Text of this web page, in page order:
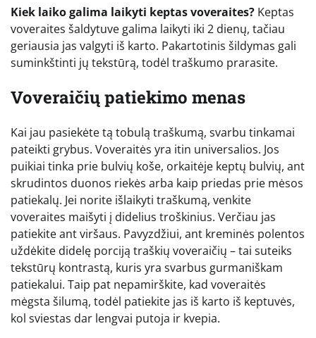
Kiek laiko galima laikyti keptas voveraites? Keptas
voveraites šaldytuve galima laikyti iki 2 dienų, tačiau
geriausia jas valgyti iš karto. Pakartotinis šildymas gali
suminkštinti jų tekstūrą, todėl traškumo prarasite.
Voveraičių patiekimo menas
Kai jau pasiekėte tą tobulą traškumą, svarbu tinkamai
pateikti grybus. Voveraitės yra itin universalios. Jos
puikiai tinka prie bulvių koše, orkaitėje keptų bulvių, ant
skrudintos duonos riekės arba kaip priedas prie mėsos
patiekalų. Jei norite išlaikyti traškumą, venkite
voveraites maišyti į didelius troškinius. Verčiau jas
patiekite ant viršaus. Pavyzdžiui, ant kreminės polentos
uždėkite didelę porciją traškių voveraičių – tai suteiks
tekstūrų kontrastą, kuris yra svarbus gurmaniškam
patiekalui. Taip pat nepamirškite, kad voveraitės
mėgsta šilumą, todėl patiekite jas iš karto iš keptuvės,
kol sviestas dar lengvai putoja ir kvepia.